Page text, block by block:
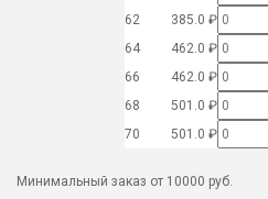
62
385.0 ₽
64
462.0 ₽
66
462.0 ₽
68
501.0 ₽
70
501.0 ₽
Минимальный заказ от 10000 руб.